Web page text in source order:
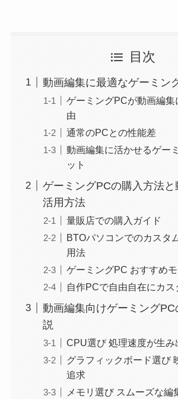
目次
動画編集に最適なゲーミン
ゲーミングPCが動画編集
由
通常のPCとの性能差
動画編集に活かせるゲー
ット
ゲーミングPCの購入方法
活用方法
量販店での購入ガイド
BTOパソコンでのカスタ
用法
ゲーミングPC おすすめ
自作PCで自由自在にカス
動画編集向けゲーミング
説
CPU選び 処理速度が生み
グラフィックボード選び
追求
メモリ選び スムーズな編